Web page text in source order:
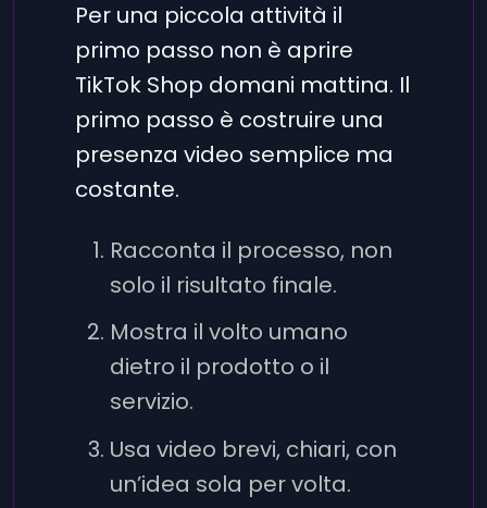
Per una piccola attività il
primo passo non è aprire
TikTok Shop domani mattina. Il
primo passo è costruire una
presenza video semplice ma
costante.
Racconta il processo, non
solo il risultato finale.
Mostra il volto umano
dietro il prodotto o il
servizio.
Usa video brevi, chiari, con
un’idea sola per volta.